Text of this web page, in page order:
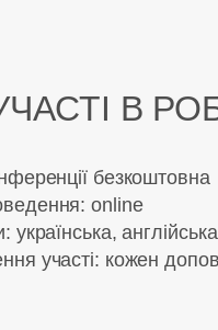
В
безкоштовна
online
українська, англійська
участі: кожен